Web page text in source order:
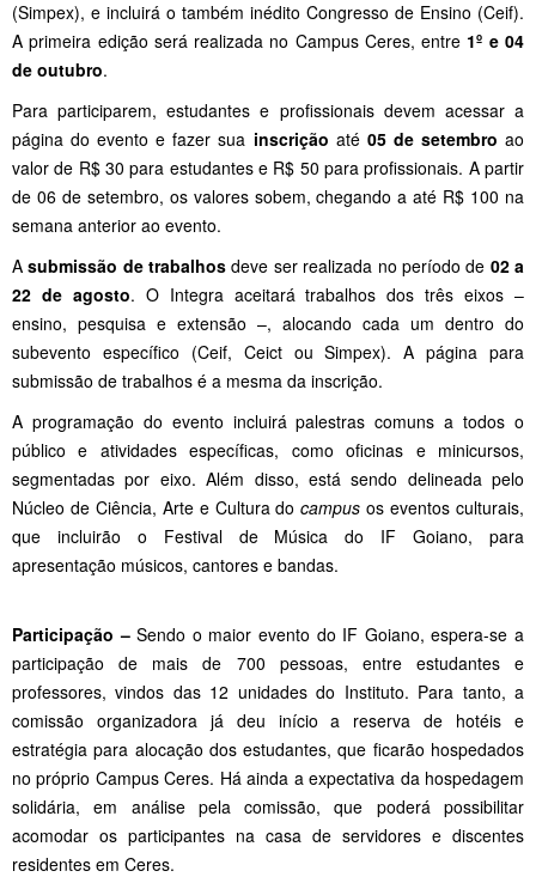
(Simpex), e incluirá o também inédito Congresso de Ensino (Ceif).
A primeira edição será realizada no Campus Ceres, entre 1º e 04
de outubro.
Para participarem, estudantes e profissionais devem acessar a
página do evento e fazer sua inscrição até 05 de setembro ao
valor de R$ 30 para estudantes e R$ 50 para profissionais. A partir
de 06 de setembro, os valores sobem, chegando a até R$ 100 na
semana anterior ao evento.
Asubmissão de trabalhos deve ser realizada no período de 02 a
22 de agosto. O Integra aceitará trabalhos dos três eixos –
ensino, pesquisa e extensão –, alocando cada um dentro do
subevento específico (Ceif, Ceict ou Simpex). A página para
submissão de trabalhos é a mesma da inscrição.
A programação do evento incluirá palestras comuns a todos o
público e atividades específicas, como oficinas e minicursos,
segmentadas por eixo. Além disso, está sendo delineada pelo
Núcleo de Ciência, Arte e Cultura docampus os eventos culturais,
que incluirão o Festival de Música do IF Goiano, para
apresentação músicos, cantores e bandas.
Participação –Sendo o maior evento do IF Goiano, espera-se a
participação de mais de 700 pessoas, entre estudantes e
professores, vindos das 12 unidades do Instituto. Para tanto, a
comissão organizadora já deu início a reserva de hotéis e
estratégia para alocação dos estudantes, que ficarão hospedados
no próprio Campus Ceres. Há ainda a expectativa da hospedagem
solidária, em análise pela comissão, que poderá possibilitar
acomodar os participantes na casa de servidores e discentes
residentes em Ceres.